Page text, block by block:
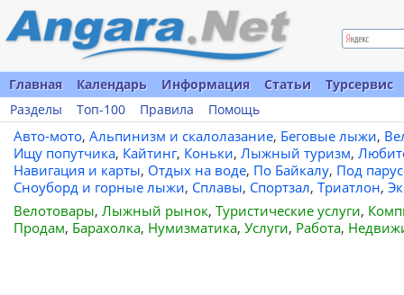
Главная Календарь Информация Статьи
Турсервис
Разделы
Топ-100 Правила Помощь
Авто-мото, Альпинизм и скалолазание, Беговые лыжи,
Ищу попутчика, Кайтинг, Коньки, Лыжный туризм,
Навигация и карты, Отдых на воде, По Байкалу, Под
Сноуборд и горные лыжи, Сплавы, Спортзал, Триатлон,
Велотовары, Лыжный рынок, Туристические услуги,
Продам, Барахолка, Нумизматика, Услуги, Работа,